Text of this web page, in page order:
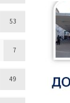
53
7
49